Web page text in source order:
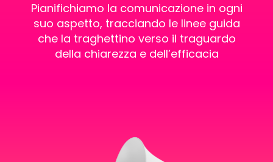
Pianifichiamo la comunicazione in ogni
suo aspetto, tracciando le linee guida
che la traghettino verso il traguardo
della chiarezza e dell’efficacia